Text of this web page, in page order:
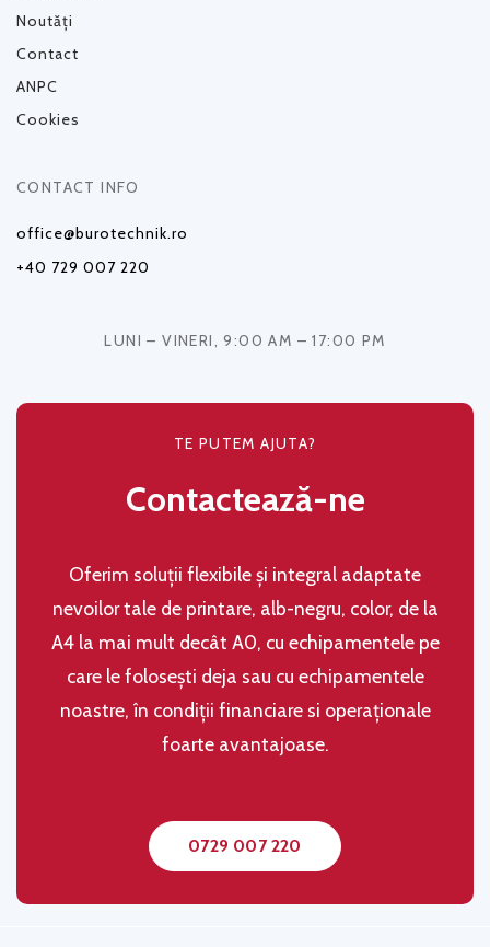
Noutăți
Contact
ANPC
Cookies
CONTACT INFO
office@burotechnik.ro
+40 729 007 220
LUNI – VINERI, 9:00 AM – 17:00 PM
TE PUTEM AJUTA?
Contactează-ne
Oferim soluţii flexibile şi integral adaptate
nevoilor tale de printare, alb-negru, color, de la
A4 la mai mult decât A0, cu echipamentele pe
care le folosești deja sau cu echipamentele
noastre, în condiţii financiare si operaţionale
foarte avantajoase.
0729 007 220